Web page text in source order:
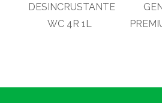
DESINCRUSTANTE
WC 4R 1L